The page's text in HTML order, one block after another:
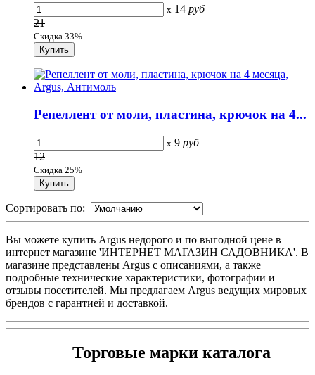
x 14 руб
21
Скидка 33%
Репеллент от моли, пластина, крючок на 4...
x 9 руб
12
Скидка 25%
Сортировать по:
Вы можете купить Argus недорого и по выгодной цене в
интернет магазине 'ИНТЕРНЕТ МАГАЗИН САДОВНИКА'. В
магазине представлены Argus с описаниями, а также
подробные технические характеристики, фотографии и
отзывы посетителей. Мы предлагаем Argus ведущих мировых
брендов с гарантией и доставкой.
Торговые марки каталога